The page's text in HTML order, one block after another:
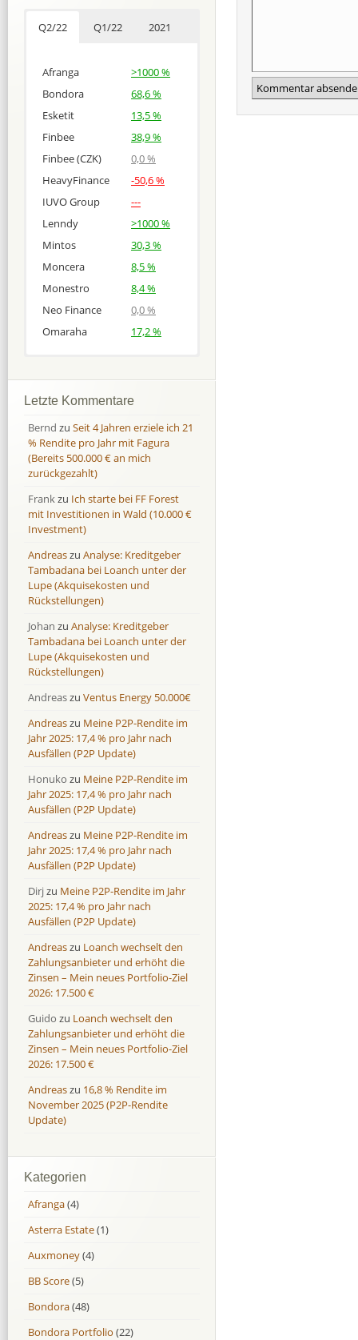
Q2/22 Q1/22 2021
Afranga
>1000 %
Bondora
68,6 %
Esketit
13,5 %
Finbee
38,9 %
Finbee (CZK)
0,0 %
HeavyFinance
-50,6 %
IUVO Group
---
Lenndy
>1000 %
Mintos
30,3 %
Moncera
8,5 %
Monestro
8,4 %
Neo Finance
0,0 %
Omaraha
17,2 %
Bondora
Finbee
43,2%
Finbee (CZK)
0,0 %
HeavyFinance
IUVO Group
-32,2 %
Lenndy
-314,6 %
Moncera
8,0 %
Monestro
9,1 %
Neo Finance
Omaraha
16,4 %
Bondora
Finbee
35,2%
Finbee (CZK)
0,0 %
HeavyFinance
IUVO Group
-55,0 %
Lenndy
146,5 %
Moncera
11,1 %
Monestro
>1000%
Neo Finance
Omaraha
18,0 %
Letzte Kommentare
Bernd zu Seit 4 Jahren erziele ich 21
% Rendite pro Jahr mit Fagura
(Bereits 500.000 € an mich
zurückgezahlt)
Frankzu Ich starte bei FF Forest
mit Investitionen in Wald (10.000 €
Investment)
Andreaszu Analyse: Kreditgeber
Tambadana bei Loanch unter der
Lupe (Akquisekosten und
Rückstellungen)
Johan zu Analyse: Kreditgeber
Tambadana bei Loanch unter der
Lupe (Akquisekosten und
Rückstellungen)
Andreaszu Ventus Energy 50.000€
Andreaszu Meine P2P-Rendite im
Jahr 2025: 17,4 % pro Jahr nach
Ausfällen (P2P Update)
Honuko zu Meine P2P-Rendite im
Jahr 2025: 17,4 % pro Jahr nach
Ausfällen (P2P Update)
Andreaszu Meine P2P-Rendite im
Jahr 2025: 17,4 % pro Jahr nach
Ausfällen (P2P Update)
Dirjzu Meine P2P-Rendite im Jahr
2025: 17,4 % pro Jahr nach
Ausfällen (P2P Update)
Andreaszu Loanch wechselt den
Zahlungsanbieter und erhöht die
Zinsen – Mein neues Portfolio-Ziel
2026: 17.500 €
Guido zu Loanch wechselt den
Zahlungsanbieter und erhöht die
Zinsen – Mein neues Portfolio-Ziel
2026: 17.500 €
Andreaszu 16,8 % Rendite im
November 2025 (P2P-Rendite
Update)
Kategorien
Afranga(4)
Asterra Estate(1)
Auxmoney(4)
BB Score(5)
Bondora(48)
Bondora Portfolio (22)